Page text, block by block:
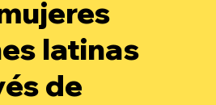
latinas
de